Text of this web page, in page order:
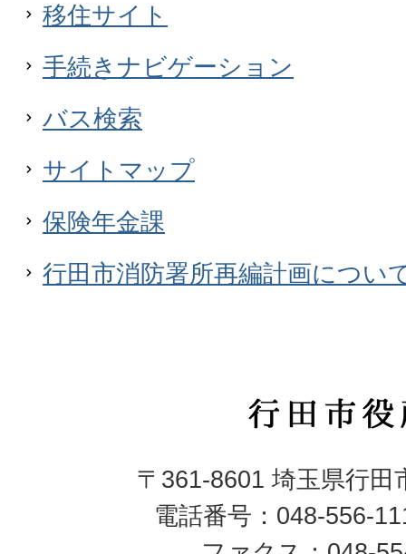
移住サイト
手続きナビゲーション
バス検索
サイトマップ
保険年金課
行田市消防署所再編計画につい
行
市
役
〒361-8601 埼玉県行田
電話番号：048-556-